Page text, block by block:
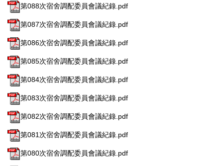
第088次宿舍調配委員會議紀錄.pdf
第087次宿舍調配委員會議紀錄.pdf
第086次宿舍調配委員會議紀錄.pdf
第085次宿舍調配委員會議紀錄.pdf
第084次宿舍調配委員會議紀錄.pdf
第083次宿舍調配委員會議紀錄.pdf
第082次宿舍調配委員會議紀錄.pdf
第081次宿舍調配委員會議紀錄.pdf
第080次宿舍調配委員會議紀錄.pdf